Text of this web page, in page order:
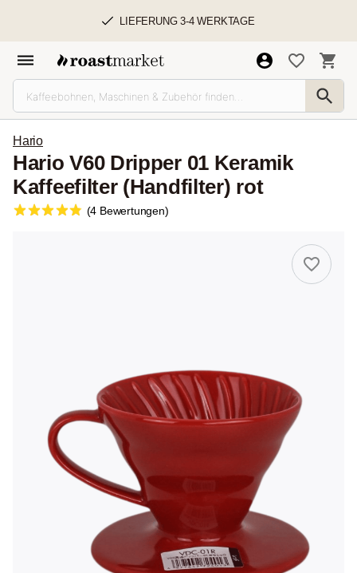
LIEFERUNG 3-4 WERKTAGE
Hario
Hario V60 Dripper 01 Keramik
Kaffeefilter (Handfilter) rot
(4 Bewertungen)